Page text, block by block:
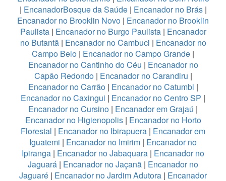
| EncanadorBosque da Saúde| Encanador no Brás|
Encanador no Brooklin Novo | Encanador no Brooklin
Paulista| Encanador no Burgo Paulista| Encanador
no Butantã| Encanador no Cambuci | Encanador no
Campo Belo | Encanador no Campo Grande |
Encanador no Cantinho do Céu | Encanador no
Capão Redondo| Encanador no Carandiru |
Encanador no Carrão| Encanador no Catumbi |
Encanador no Caxingui | Encanador no Centro SP |
Encanador no Cursino | Encanador em Grajaú |
Encanador no Higienopolis| Encanador no Horto
Florestal | Encanador no Ibirapuera | Encanador em
Iguatemi | Encanador no Imirim | Encanador no
Ipiranga | Encanador no Jabaquara | Encanador no
Jaguará | Encanador no Jaçanã | Encanador no
Jaguaré | Encanador no Jardim Adutora | Encanador